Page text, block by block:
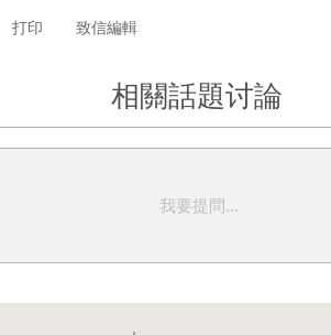
致信編輯
打印
相關話題讨論
我要提問...